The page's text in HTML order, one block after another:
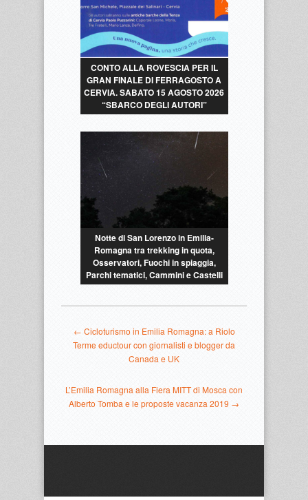
CONTO ALLA ROVESCIA PER IL
GRAN FINALE DI FERRAGOSTO A
CERVIA. SABATO 15 AGOSTO 2026
“SBARCO DEGLI AUTORI”
Notte di San Lorenzo in Emilia-
Romagna tra trekking in quota,
Osservatori, Fuochi in spiaggia,
Parchi tematici, Cammini e Castelli
← Cicloturismo in Emilia Romagna: a Riolo
Terme eductour con giornalisti e blogger da
Canada e UK
L’Emilia Romagna alla Fiera MITT di Mosca con
Alberto Tomba e le proposte vacanza 2019 →